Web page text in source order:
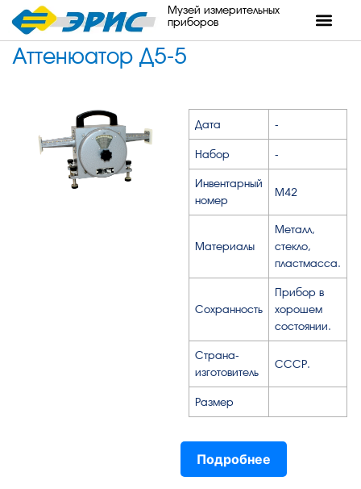
Музей измерительных
приборов
Аттенюатор Д5-5
Дата -
Набор -
Инвентарный
номер
М42
Материалы
Металл,
стекло,
пластмасса.
Сохранность
Прибор в
хорошем
состоянии.
Страна-
изготовитель
СССР.
Размер
Подробнее